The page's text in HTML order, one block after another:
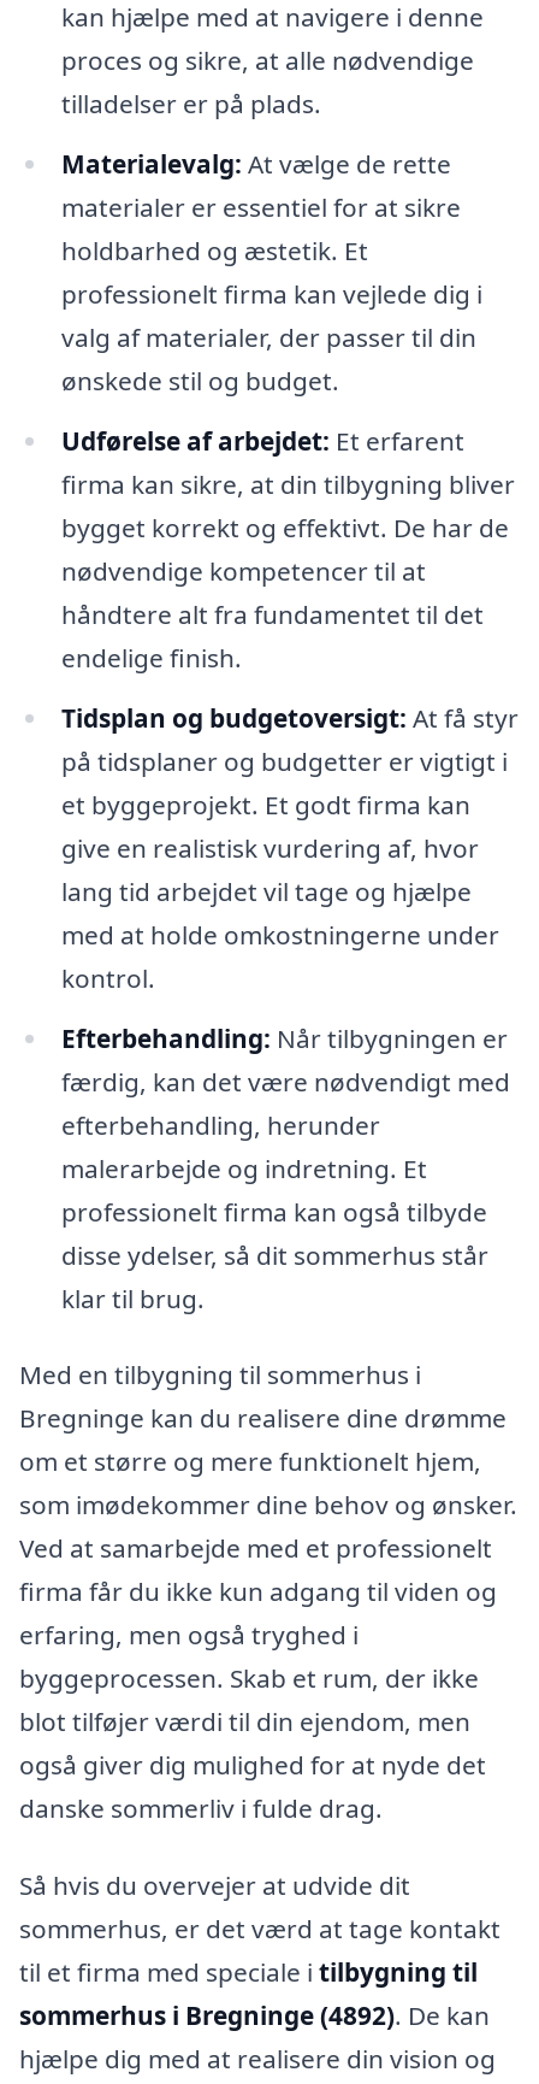
kan hjælpe med at navigere i denne
proces og sikre, at alle nødvendige
tilladelser er på plads.
Materialevalg: At vælge de rette
materialer er essentiel for at sikre
holdbarhed og æstetik. Et
professionelt firma kan vejlede dig i
valg af materialer, der passer til din
ønskede stil og budget.
Udførelse af arbejdet: Et erfarent
firma kan sikre, at din tilbygning bliver
bygget korrekt og effektivt. De har de
nødvendige kompetencer til at
håndtere alt fra fundamentet til det
endelige finish.
Tidsplan og budgetoversigt: At få styr
på tidsplaner og budgetter er vigtigt i
et byggeprojekt. Et godt firma kan
give en realistisk vurdering af, hvor
lang tid arbejdet vil tage og hjælpe
med at holde omkostningerne under
kontrol.
Efterbehandling: Når tilbygningen er
færdig, kan det være nødvendigt med
efterbehandling, herunder
malerarbejde og indretning. Et
professionelt firma kan også tilbyde
disse ydelser, så dit sommerhus står
klar til brug.
Med en tilbygning til sommerhus i
Bregninge kan du realisere dine drømme
om et større og mere funktionelt hjem,
som imødekommer dine behov og ønsker.
Ved at samarbejde med et professionelt
firma får du ikke kun adgang til viden og
erfaring, men også tryghed i
byggeprocessen. Skab et rum, der ikke
blot tilføjer værdi til din ejendom, men
også giver dig mulighed for at nyde det
danske sommerliv i fulde drag.
Så hvis du overvejer at udvide dit
sommerhus, er det værd at tage kontakt
til et firma med speciale i tilbygning til
sommerhus i Bregninge (4892). De kan
hjælpe dig med at realisere din vision og